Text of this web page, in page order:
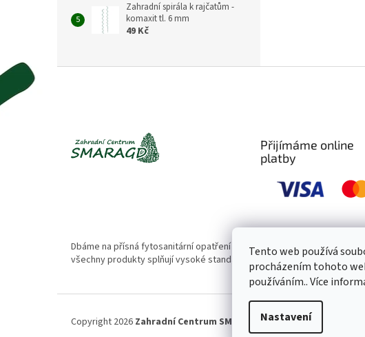
Tento web používá
procházením tohoto
používáním.. Více
Nastavení
Zahradní spirála k rajčatům -
komaxit tl. 6 mm
49 Kč
Z
p
Přijímáme online
platby
Dbáme na přísná fytosanitární opatření 🌱. Naše rostliny pravidelně
všechny produkty splňují vysoké standardy kvality.
Copyright 2026 Zahradní Centrum SMARAGD. Všechna práva